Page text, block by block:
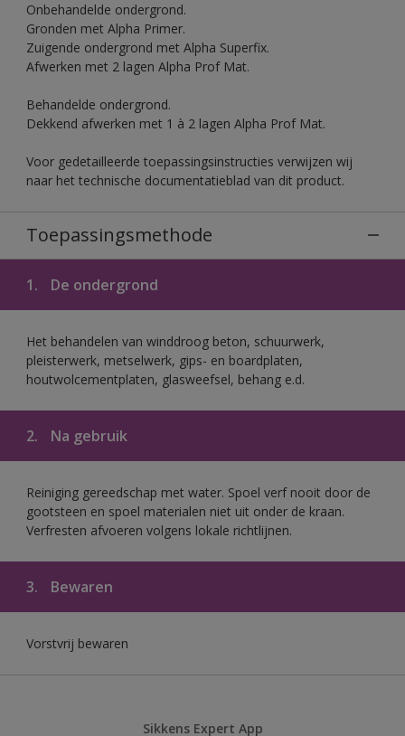
Onbehandelde ondergrond.
Gronden met Alpha Primer.
Zuigende ondergrond met Alpha Superfix.
Afwerken met 2 lagen Alpha Prof Mat.
Behandelde ondergrond.
Dekkend afwerken met 1 à 2 lagen Alpha Prof Mat.
Voor gedetailleerde toepassingsinstructies verwijzen wij
naar het technische documentatieblad van dit product.
Toepassingsmethode
1. De ondergrond
Het behandelen van winddroog beton, schuurwerk,
pleisterwerk, metselwerk, gips- en boardplaten,
houtwolcementplaten, glasweefsel, behang e.d.
2. Na gebruik
Reiniging gereedschap met water. Spoel verf nooit door de
gootsteen en spoel materialen niet uit onder de kraan.
Verfresten afvoeren volgens lokale richtlijnen.
3. Bewaren
Vorstvrij bewaren
Sikkens Expert App